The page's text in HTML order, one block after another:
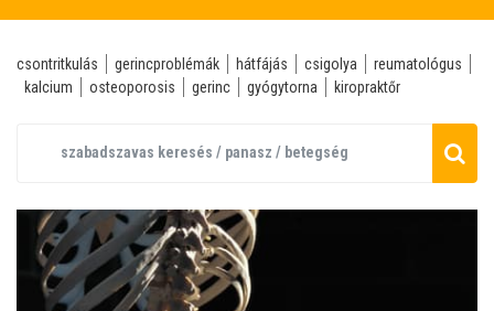
csontritkulás gerincproblémák hátfájás csigolya
reumatológus
kalcium
osteoporosis gerinc gyógytorna kiropraktőr